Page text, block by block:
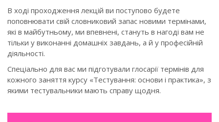
В ході проходження лекцій ви поступово будете
поповнювати свій словниковий запас новими термінами,
які в майбутньому, ми впевнені, стануть в нагоді вам не
тільки у виконанні домашніх завдань, а й у професійній
діяльності.
Спеціально для вас ми підготували глосарії термінів для
кожного заняття курсу «Тестування: основи і практика», з
якими тестувальники мають справу щодня.